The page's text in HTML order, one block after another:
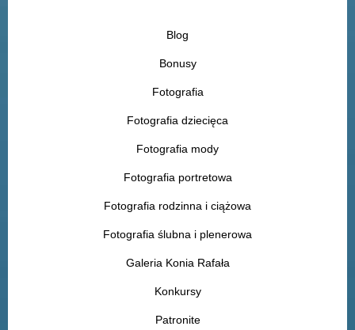
Blog
Bonusy
Fotografia
Fotografia dziecięca
Fotografia mody
Fotografia portretowa
Fotografia rodzinna i ciążowa
Fotografia ślubna i plenerowa
Galeria Konia Rafała
Konkursy
Patronite